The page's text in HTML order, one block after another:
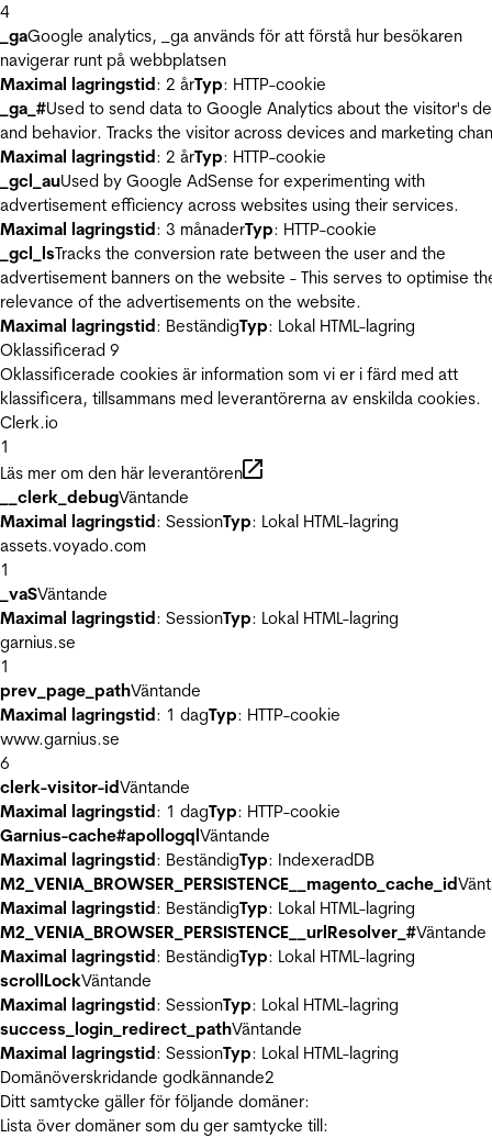
4
_gaGoogle analytics, _ga används för att förstå hur besökaren
navigerar runt på webbplatsen
Maximal lagringstid: 2 årTyp: HTTP-cookie
_ga_#Used to send data to Google Analytics about the visitor's
and behavior. Tracks the visitor across devices and marketing
Maximal lagringstid: 2 årTyp: HTTP-cookie
_gcl_auUsed by Google AdSense for experimenting with
advertisement efficiency across websites using their services.
Maximal lagringstid: 3 månaderTyp: HTTP-cookie
_gcl_lsTracks the conversion rate between the user and the
advertisement banners on the website - This serves to optimise
relevance of the advertisements on the website.
Maximal lagringstid: BeständigTyp: Lokal HTML-lagring
Oklassificerad 9
Oklassificerade cookies är information som vi er i färd med att
klassificera, tillsammans med leverantörerna av enskilda cookies.
Clerk.io
1
Läs mer om den här leverantören
__clerk_debugVäntande
Maximal lagringstid: SessionTyp: Lokal HTML-lagring
assets.voyado.com
1
_vaSVäntande
Maximal lagringstid: SessionTyp: Lokal HTML-lagring
garnius.se
1
prev_page_pathVäntande
Maximal lagringstid: 1 dagTyp: HTTP-cookie
www.garnius.se
6
clerk-visitor-idVäntande
Maximal lagringstid: 1 dagTyp: HTTP-cookie
Garnius-cache#apollogqlVäntande
Maximal lagringstid: BeständigTyp: IndexeradDB
M2_VENIA_BROWSER_PERSISTENCE__magento_cache_id
Maximal lagringstid: BeständigTyp: Lokal HTML-lagring
M2_VENIA_BROWSER_PERSISTENCE__urlResolver_#Väntande
Maximal lagringstid: BeständigTyp: Lokal HTML-lagring
scrollLockVäntande
Maximal lagringstid: SessionTyp: Lokal HTML-lagring
success_login_redirect_pathVäntande
Maximal lagringstid: SessionTyp: Lokal HTML-lagring
Domänöverskridande godkännande2
Ditt samtycke gäller för följande domäner:
Lista över domäner som du ger samtycke till: